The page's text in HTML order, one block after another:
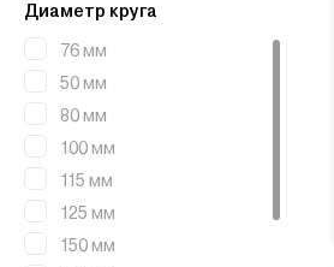
Диаметр круга
76 мм
50 мм
80 мм
100 мм
115 мм
125 мм
150 мм